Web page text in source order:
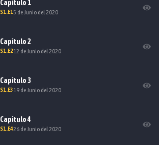
Capitulo 1
S1.E15 de Junio del 2020
Capitulo2
S1.E212 de Junio del 2020
Capitulo3
S1.E319 de Junio del 2020
Capitulo4
S1.E426 de Junio del 2020